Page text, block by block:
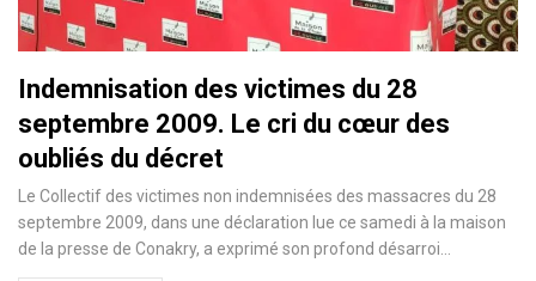
Indemnisation des victimes du 28
septembre 2009. Le cri du cœur des
oubliés du décret
Le Collectif des victimes non indemnisées des massacres du 28
septembre 2009, dans une déclaration lue ce samedi à la maison
de la presse de Conakry, a exprimé son profond désarroi…